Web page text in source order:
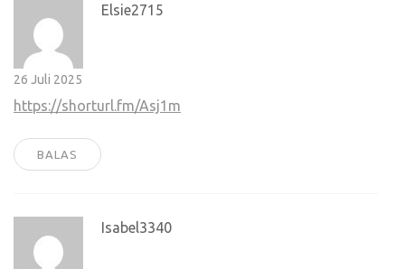
Elsie2715
26 Juli 2025
https://shorturl.fm/Asj1m
BALAS
Isabel3340